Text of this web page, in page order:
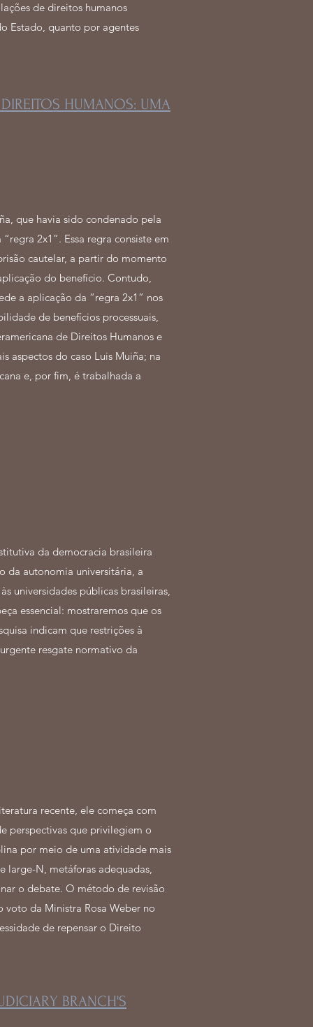
de direitos humanos
Estado, quanto por agentes
HUMANOS: UMA
que havia sido condenado pela
2x1”. Essa regra consiste em
cautelar, a partir do momento
do benefício. Contudo,
a aplicação da “regra 2x1” nos
de benefícios processuais,
de Direitos Humanos e
aspectos do caso Luis Muiña; na
e, por fim, é trabalhada a
da democracia brasileira
da autonomia universitária, a
universidades públicas brasileiras,
essencial: mostraremos que os
indicam que restrições à
resgate normativo da
recente, ele começa com
perspectivas que privilegiem o
por meio de uma atividade mais
large-N, metáforas adequadas,
o debate. O método de revisão
da Ministra Rosa Weber no
de repensar o Direito
BRANCH'S